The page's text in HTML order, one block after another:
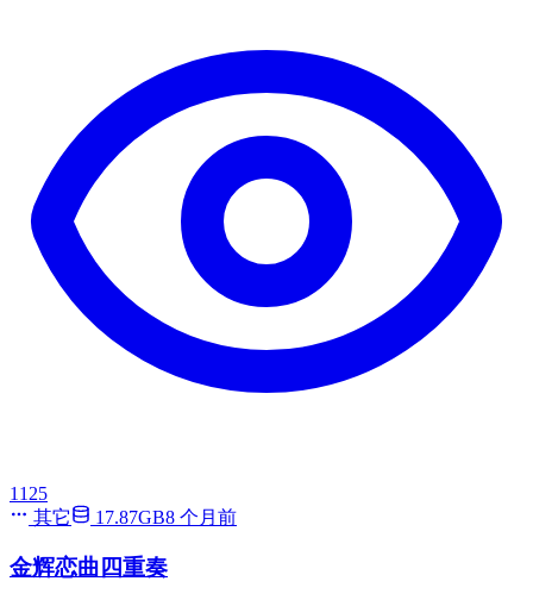
1125
其它
17.87GB8 个月前
金辉恋曲四重奏